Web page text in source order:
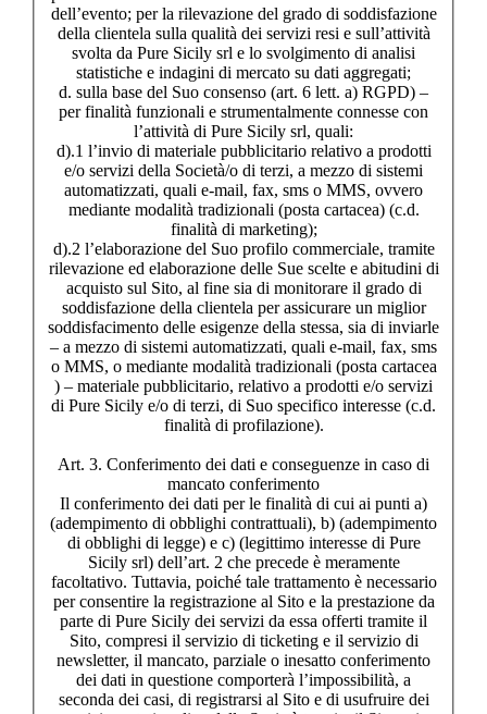
dell’evento; per la rilevazione del grado di soddisfazione
della clientela sulla qualità dei servizi resi e sull’attività
svolta da Pure Sicily srl e lo svolgimento di analisi
statistiche e indagini di mercato su dati aggregati;
d. sulla base del Suo consenso (art. 6 lett. a) RGPD) –
per finalità funzionali e strumentalmente connesse con
l’attività di Pure Sicily srl, quali:
d).1 l’invio di materiale pubblicitario relativo a prodotti
e/o servizi della Società/o di terzi, a mezzo di sistemi
automatizzati, quali e-mail, fax, sms o MMS, ovvero
mediante modalità tradizionali (posta cartacea) (c.d.
finalità di marketing);
d).2 l’elaborazione del Suo profilo commerciale, tramite
rilevazione ed elaborazione delle Sue scelte e abitudini di
acquisto sul Sito, al fine sia di monitorare il grado di
soddisfazione della clientela per assicurare un miglior
soddisfacimento delle esigenze della stessa, sia di inviarle
– a mezzo di sistemi automatizzati, quali e-mail, fax, sms
o MMS, o mediante modalità tradizionali (posta cartacea
) – materiale pubblicitario, relativo a prodotti e/o servizi
di Pure Sicily e/o di terzi, di Suo specifico interesse (c.d.
finalità di profilazione).
Art. 3. Conferimento dei dati e conseguenze in caso di
mancato conferimento
Il conferimento dei dati per le finalità di cui ai punti a)
(adempimento di obblighi contrattuali), b) (adempimento
di obblighi di legge) e c) (legittimo interesse di Pure
Sicily srl) dell’art. 2 che precede è meramente
facoltativo. Tuttavia, poiché tale trattamento è necessario
per consentire la registrazione al Sito e la prestazione da
parte di Pure Sicily dei servizi da essa offerti tramite il
Sito, compresi il servizio di ticketing e il servizio di
newsletter, il mancato, parziale o inesatto conferimento
dei dati in questione comporterà l’impossibilità, a
seconda dei casi, di registrarsi al Sito e di usufruire dei